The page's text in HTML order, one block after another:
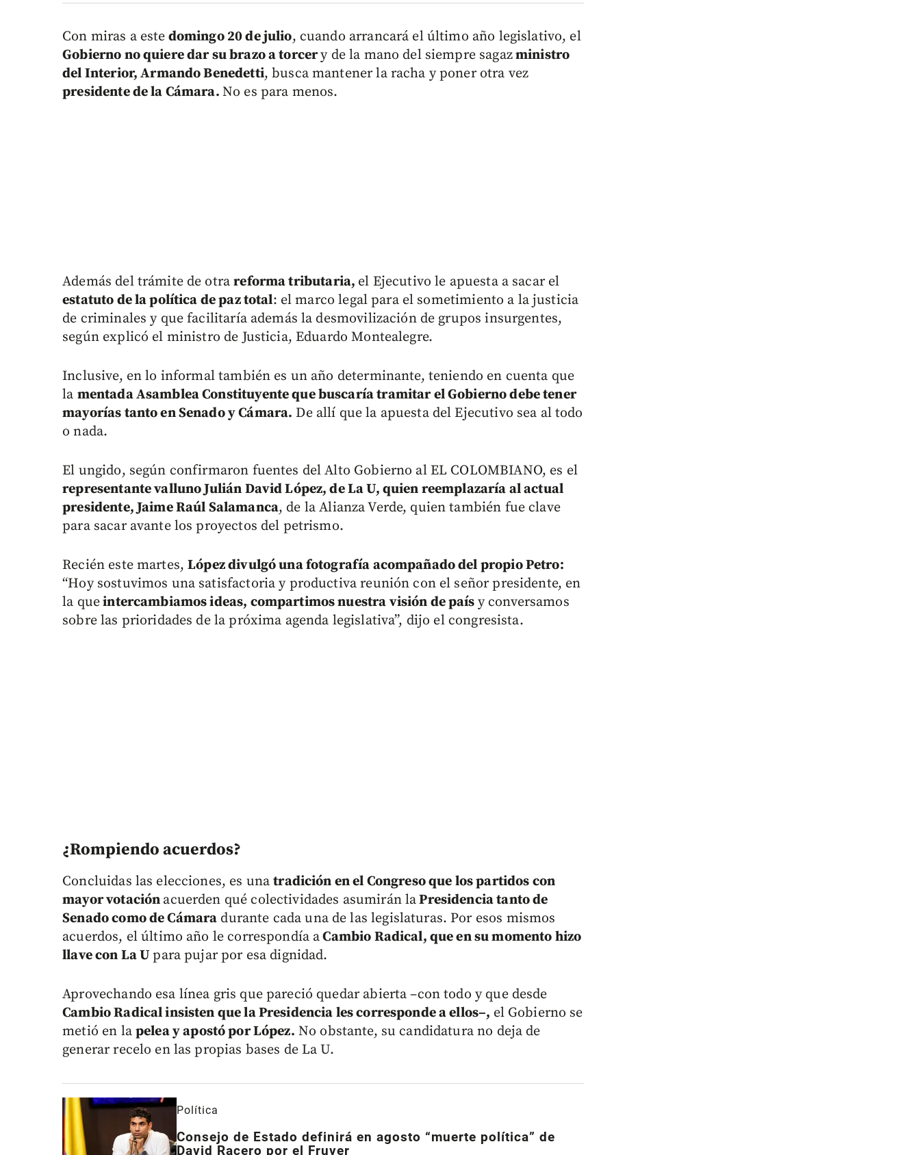
Con miras a este domingo 20 de julio, cuando arrancará el último año legislativo, el
Gobierno no quiere dar su brazo a torcery de la mano del siempre sagazministro
del Interior, Armando Benedetti, busca mantener la racha y poner otra vez
presidente de la Cámara. No es para menos.
Además del trámite de otrareforma tributaria, el Ejecutivo le apuesta a sacar el
estatuto de la política de paz total: el marco legal para el sometimiento a la justicia
de criminales y que facilitaría además la desmovilización de grupos insurgentes,
según explicó el ministro de Justicia, Eduardo Montealegre.
Inclusive, en lo informal también es un año determinante, teniendo en cuenta que
la mentada Asamblea Constituyente que buscaría tramitar el Gobierno debe tener
mayorías tanto en Senado y Cámara. De allí que la apuesta del Ejecutivo sea al todo
o nada.
El ungido, según confirmaron fuentes del Alto Gobierno al EL COLOMBIANO, es el
representante valluno Julián David López, de La U, quien reemplazaría al actual
presidente, Jaime Raúl Salamanca, de la Alianza Verde, quien también fue clave
para sacar avante los proyectos del petrismo.
Recién este martes,López divulgó una fotografía acompañado del propio Petro:
“Hoy sostuvimos una satisfactoria y productiva reunión con el señor presidente, en
la queintercambiamos ideas, compartimos nuestra visión de país y conversamos
sobre las prioridades de la próxima agenda legislativa”, dijo el congresista.
¿Rompiendo acuerdos?
Concluidas las elecciones, es unatradición en el Congreso que los partidos con
mayor votación acuerden qué colectividades asumirán laPresidencia tanto de
Senado como de Cámara durante cada una de las legislaturas. Por esos mismos
acuerdos, el último año le correspondía aCambio Radical, que en su momento hizo
llave con La Upara pujar por esa dignidad.
Aprovechando esa línea gris que pareció quedar abierta –con todo y que desde
Cambio Radical insisten que la Presidencia les corresponde a ellos–, el Gobierno se
metió en la pelea y apostó por López. No obstante, su candidatura no deja de
generar recelo en las propias bases de La U.
Política
Consejo de Estado definirá en agosto “muerte política” de
David Racero por el Fruver